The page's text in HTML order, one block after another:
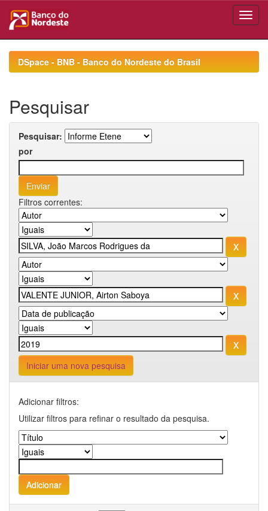
navigationDSpace - BNB - Banco do Nordeste do Brasil
Pesquisar
Pesquisar:
por
Filtros correntes:
Iniciar uma nova pesquisa
Adicionar filtros:
Utilizar filtros para refinar o resultado da pesquisa.